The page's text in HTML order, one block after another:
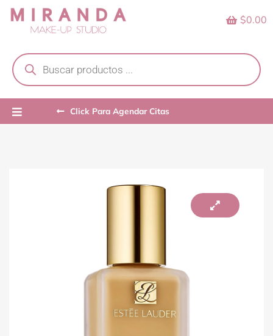
Skip
search
$0.00
Click Para Agendar Citas